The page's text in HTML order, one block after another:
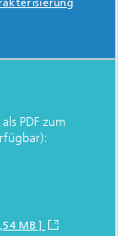
PDF zum
MB ]